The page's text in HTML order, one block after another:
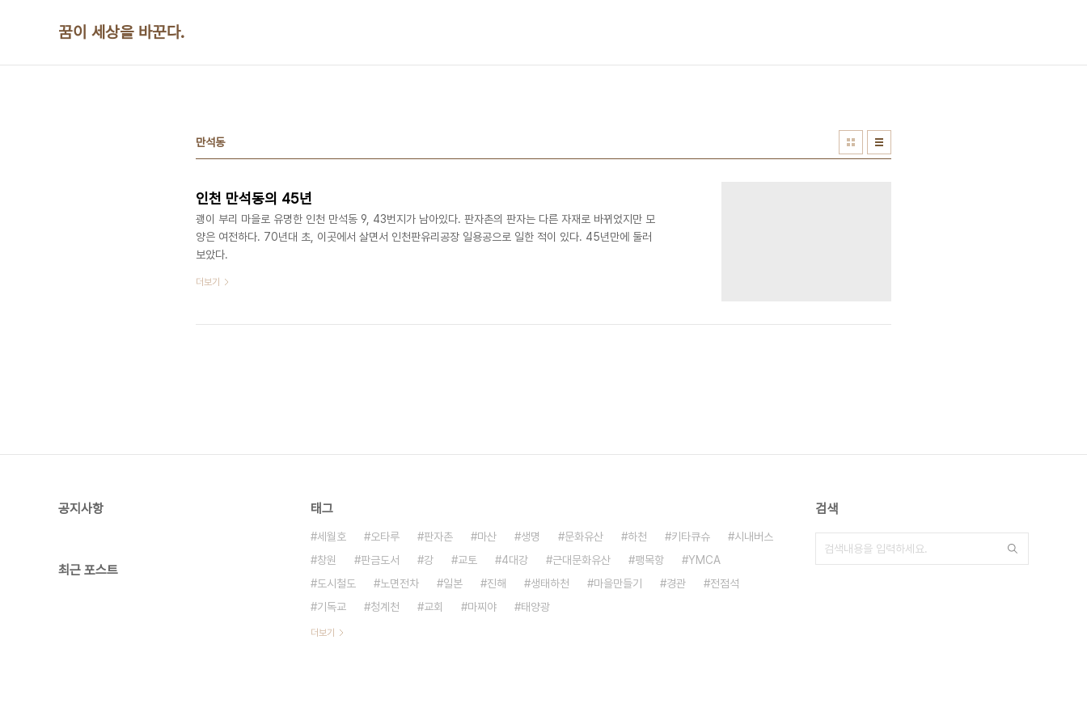
꿈이 세상을 바꾼다.
만석동
인천 만석동의 45년
괭이 부리 마을로 유명한 인천 만석동 9, 43번지가 남아있다. 판자촌의 판자는 다른 자재로 바뀌었지만 모
양은 여전하다. 70년대 초, 이곳에서 살면서 인천판유리공장 일용공으로 일한 적이 있다. 45년만에 둘러
보았다. ​​​​​
더보기
공지사항
최근 포스트
태그
세월호 오타루 판자촌 마산 생명 문화유산 하천 키타큐슈
시내버스
창원
판금도서 강 교토 4대강 근대문화유산 팽목항
YMCA
도시철도
노면전차 일본 진해 생태하천 마을만들기 경관
전점석
기독교
청계천 교회 마찌야 태양광
더보기
검색